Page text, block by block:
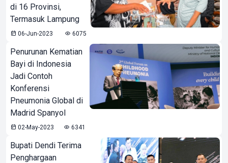
di 16 Provinsi,
Termasuk Lampung
06-Jun-2023 6075
Penurunan Kematian
Bayi di Indonesia
Jadi Contoh
Konferensi
Pneumonia Global di
Madrid Spanyol
02-May-2023 6341
Bupati Dendi Terima
Penghargaan